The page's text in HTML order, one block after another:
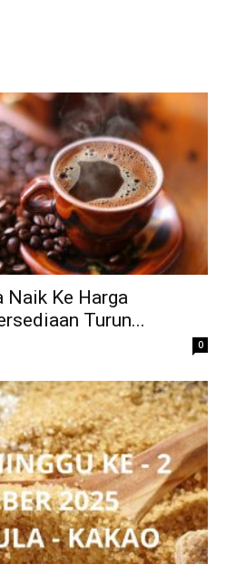
Naik Ke Harga
Turun...
0